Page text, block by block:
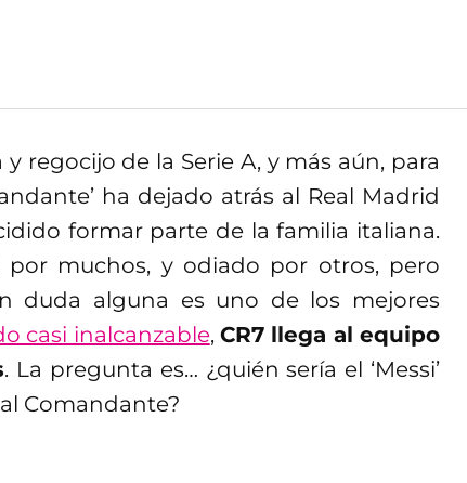
y regocijo de la Serie A, y más aún, para
ha dejado atrás al Real Madrid
formar parte de la familia italiana.
muchos, y odiado por otros, pero
duda alguna es uno de los mejores
casi inalcanzable,CR7 llega al equipo
. La pregunta es… ¿quién sería el ‘Messi’
Comandante?